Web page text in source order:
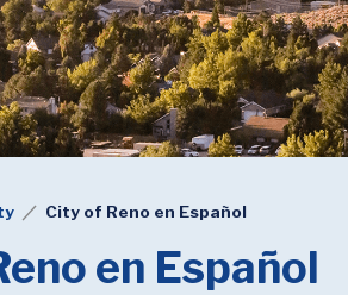
City of Reno en Español
en Español